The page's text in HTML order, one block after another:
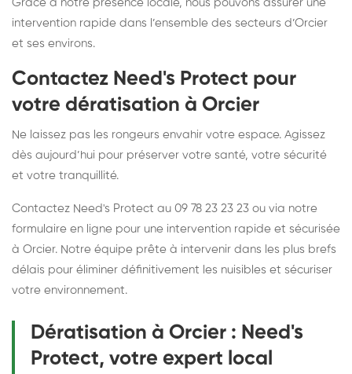
Grâce à notre présence locale, nous pouvons assurer une
intervention rapide dans l’ensemble des secteurs d’Orcier
et ses environs.
Contactez Need's Protect pour
votre dératisation à Orcier
Ne laissez pas les rongeurs envahir votre espace. Agissez
dès aujourd’hui pour préserver votre santé, votre sécurité
et votre tranquillité.
Contactez Need's Protect au 09 78 23 23 23 ou via notre
formulaire en ligne pour une intervention rapide et sécurisée
à Orcier. Notre équipe prête à intervenir dans les plus brefs
délais pour éliminer définitivement les nuisibles et sécuriser
votre environnement.
Dératisation à Orcier : Need's
Protect, votre expert local